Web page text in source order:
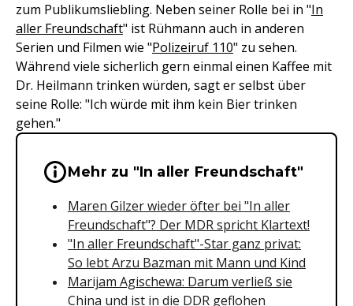
zum Publikumsliebling. Neben seiner Rolle bei in "In
aller Freundschaft" ist Rühmann auch in anderen
Serien und Filmen wie "Polizeiruf 110" zu sehen.
Während viele sicherlich gern einmal einen Kaffee mit
Dr. Heilmann trinken würden, sagt er selbst über
seine Rolle: "Ich würde mit ihm kein Bier trinken
gehen."
Wichtige Hinweise &
Mehr zu "In aller Freundschaft"
Maren Gilzer wieder öfter bei "In aller
Freundschaft"? Der MDR spricht Klartext!
"In aller Freundschaft"-Star ganz privat:
So lebt Arzu Bazman mit Mann und Kind
Marijam Agischewa: Darum verließ sie
China und ist in die DDR geflohen